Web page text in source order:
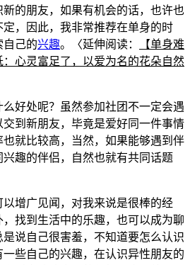
的朋友，如果有机会的话，也许也
，因此，我非常推荐在单身的时
自己的兴趣。〈延伸阅读：
【单身难
心灵富足了，以爱为名的花朵自然
好处呢？虽然参加社团不一定会遇
到新朋友，毕竟是爱好同一件事情
就比较高，当然，如果能够遇到伴
兴趣的伴侣，自然也就有共同话题
增广见闻，对我来说是很棒的经
找到生活中的乐趣，也可以成为聊
说自己很害羞，不知道要怎么认识
一些自己的兴趣，在认识异性朋友的